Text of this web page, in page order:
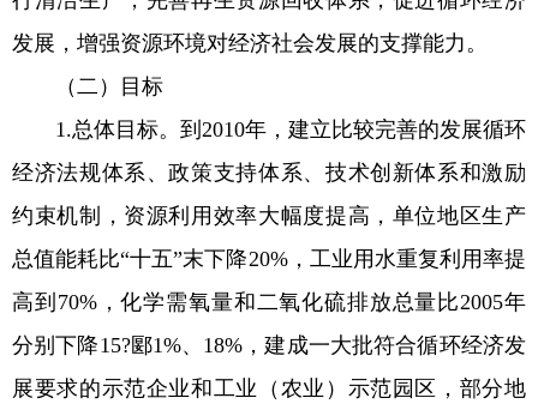
发展，增强资源环境对经济社会发展的支撑能力。
（二）目标
1.总体目标。到2010年，建立比较完善的发展循环
经济法规体系、政策支持体系、技术创新体系和激励
约束机制，资源利用效率大幅度提高，单位地区生产
总值能耗比“十五”末下降20%，工业用水重复利用率提
高到70%，化学需氧量和二氧化硫排放总量比2005年
分别下降15?郾1%、18%，建成一大批符合循环经济发
展要求的示范企业和工业（农业）示范园区，部分地